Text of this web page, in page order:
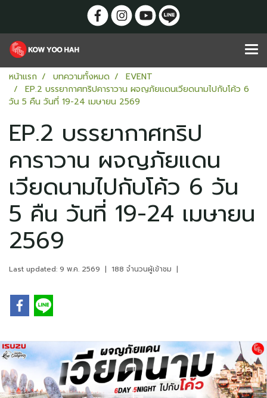
หน้าแรก บทความทั้งหมด
EVENT
EP.2 บรรยากาศทริปคาราวาน ผจญภัยแดนเวียดนามไปกับโค้ว 6
วัน 5 คืน วันที่ 19-24 เมษายน 2569
EP.2 บรรยากาศทริป
คาราวาน ผจญภัยแดน
เวียดนามไปกับโค้ว 6 วัน
5 คืน วันที่ 19-24 เมษายน
2569
Last updated: 9 พ.ค. 2569 | 188 จำนวนผู้เข้าชม |